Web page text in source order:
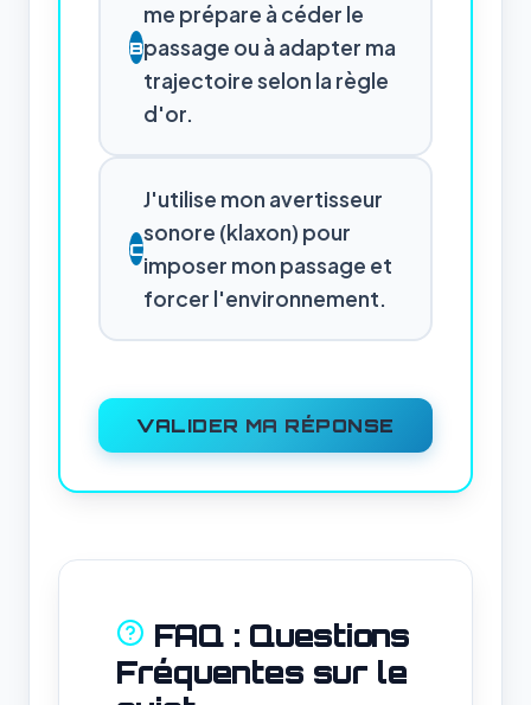
B
me prépare à céder le
passage ou à adapter ma
trajectoire selon la règle
d'or.
C
J'utilise mon avertisseur
sonore (klaxon) pour
imposer mon passage et
forcer l'environnement.
VALIDER MA RÉPONSE
FAQ : Questions
Fréquentes sur le